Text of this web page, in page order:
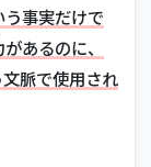
事実だけで
あるのに、
脈で使用され